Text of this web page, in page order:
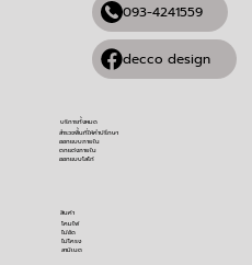
093-4241559
decco design
บริการทั้งหมด
สำรวจพื้นที่ให้คำปรึกษา
ออกแบบภายใน
ตกแต่งภายใน
ออกแบบโลโก้
สินค้า
โคมไฟ
ไม้อัด
ไม้โครง
ลามิเนต